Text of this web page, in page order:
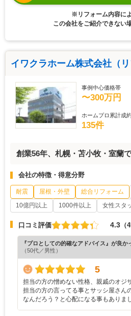
※リフォーム内容によ
この会社をご紹介できない
イワクラホーム株式会社（リ
事例中心価格帯
〜300万円
ホームプロ累計成
135件
創業56年、札幌・苫小牧・室蘭
会社の特徴・得意分野
耐震 屋根・外壁 総合リフォーム
10億円以上
1000件以上 女性スタ
口コミ評価 4.3 （
『プロとしての的確なアドバイス』が良か
（50代／男性）
5
担当の方の憎めない性格、親戚のオジ
担当の方の言ってる事とサッシ屋さん
なんだろう？と心配になる事もありま